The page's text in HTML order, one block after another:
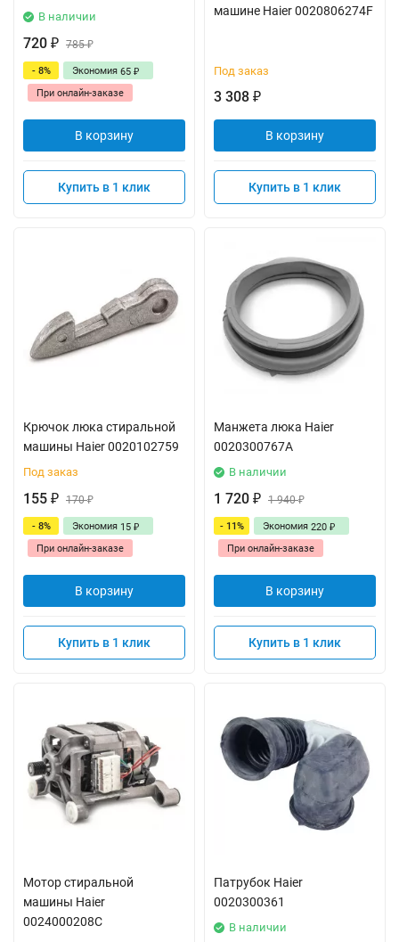
В наличии
720 ₽ 785₽
- 8% Экономия 65 ₽
При онлайн-заказе
В корзину
Купить в 1 клик
машине Haier 0020806274F
Под заказ
3 308 ₽
В корзину
Купить в 1 клик
Крючок люка стиральной
машины Haier 0020102759
Под заказ
155 ₽ 170₽
- 8% Экономия 15 ₽
При онлайн-заказе
В корзину
Купить в 1 клик
Манжета люка Haier
0020300767A
В наличии
1 720 ₽ 1 940₽
- 11% Экономия 220 ₽
При онлайн-заказе
В корзину
Купить в 1 клик
Мотор стиральной
машины Haier
0024000208C
Патрубок Haier
0020300361
В наличии